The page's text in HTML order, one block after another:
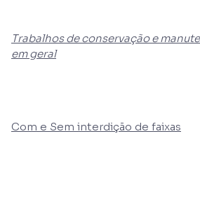
Trabalhos de conservação e
em geral
Com e Sem interdição de faixas